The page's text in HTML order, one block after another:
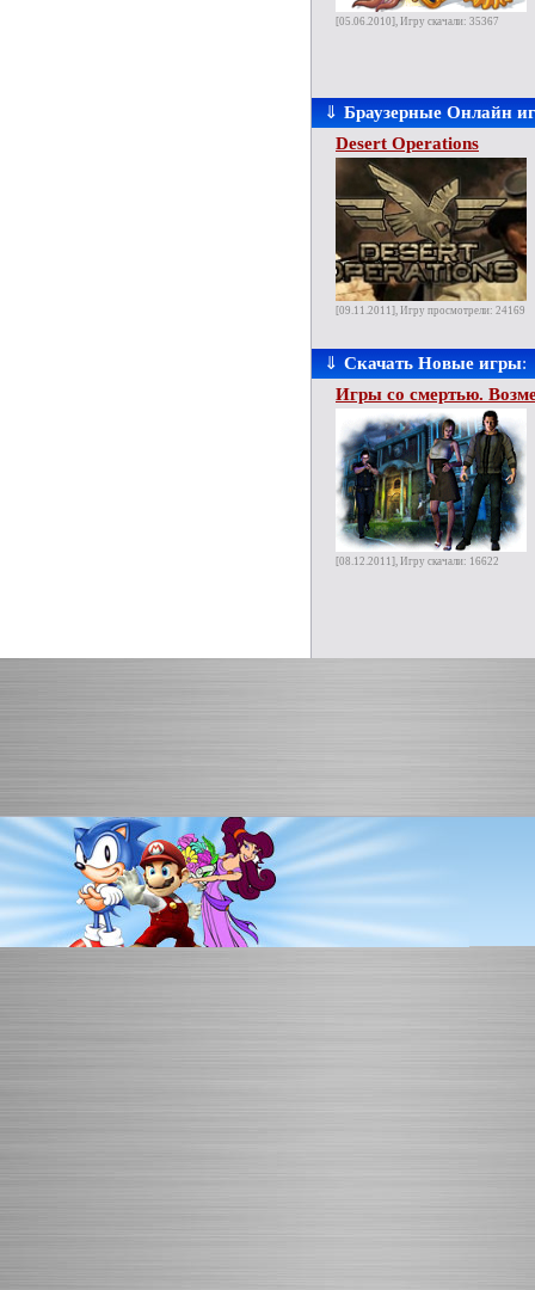
[05.06.2010], Игру скачали: 35367
⇓ Браузерные Онлайн
Desert Operations
[09.11.2011], Игру просмотрели: 24169
⇓ Скачать Новые игры:
Игры со смертью.
[08.12.2011], Игру скачали: 16622